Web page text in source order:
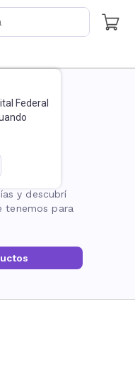
Federal
y descubrí
tenemos para